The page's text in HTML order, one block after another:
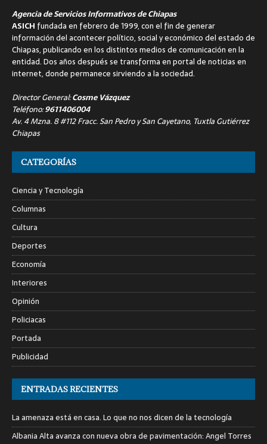
Agencia de Servicios Informativos de Chiapas
ASICH fundada en febrero de 1999, con el fin de generar
información del acontecer político, social y económico del estado de
Chiapas, publicando en los distintos medios de comunicación en la
entidad. Dos años después se transforma en portal de noticias en
internet, donde permanece sirviendo a la sociedad.
Director General:Cosme Vázquez
Teléfono:9611406004
Av. 4 Mzna. 8 #112 Fracc. San Pedro y San Cayetano, Tuxtla Gutiérrez
Chiapas
CATEGORÍAS
Ciencia y Tecnología
Columnas
Cultura
Deportes
Economía
Interiores
Opinión
Policiacas
Portada
Publicidad
ENTRADAS RECIENTES
La amenaza está en casa. Lo que no nos dicen de la tecnología
Albania Alta avanza con nueva obra de pavimentación: Angel Torres